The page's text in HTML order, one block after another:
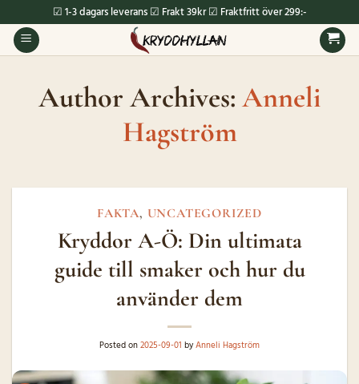
to
content
☑ 1-3 dagars leverans ☑ Frakt 39kr ☑ Fraktfritt över 299:-
Author Archives: Anneli
Hagström
FAKTA, UNCATEGORIZED
Kryddor A-Ö: Din ultimata
guide till smaker och hur du
använder dem
Posted on2025-09-01 byAnneli Hagström